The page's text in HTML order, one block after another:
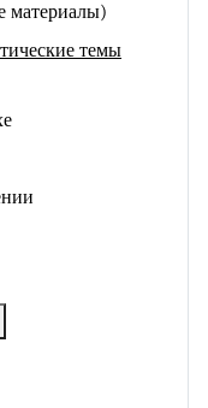
материалы)
темы